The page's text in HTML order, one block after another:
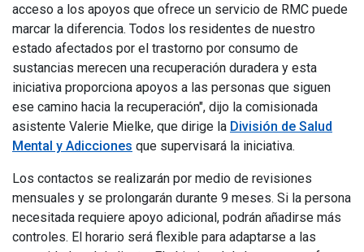
acceso a los apoyos que ofrece un servicio de RMC puede
marcar la diferencia. Todos los residentes de nuestro
estado afectados por el trastorno por consumo de
sustancias merecen una recuperación duradera y esta
iniciativa proporciona apoyos a las personas que siguen
ese camino hacia la recuperación", dijo la comisionada
asistente Valerie Mielke, que dirige la División de Salud
Mental y Adicciones que supervisará la iniciativa.
Los contactos se realizarán por medio de revisiones
mensuales y se prolongarán durante 9 meses. Si la persona
necesitada requiere apoyo adicional, podrán añadirse más
controles. El horario será flexible para adaptarse a las